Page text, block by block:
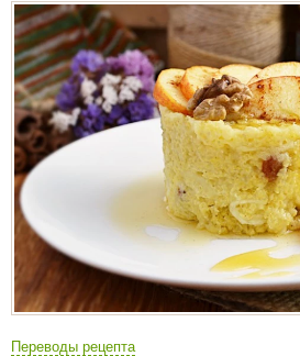
Переводы рецепта